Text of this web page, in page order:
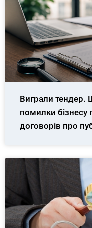
Виграли тендер.
помилки бізнесу
договорів про